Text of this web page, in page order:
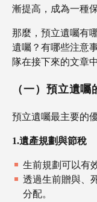
漸提高，成為一種
那麼，預立遺囑有
遺囑？有哪些注意
隊在接下來的文章
（一）預立遺囑
預立遺囑最主要的
1.遺產規劃與節稅
生前規劃可以有
透過生前贈與、
分配。